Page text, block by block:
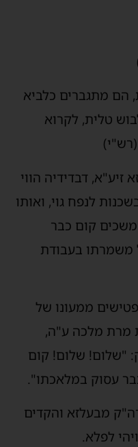
הם מתגברים כלביא
טלית, לקרוא
דבדידיה הווי
לנפח גוי, ואותו
קום כבר
משמרתו בעבודת
ממעונו של
מרת מלכה ע"ה,
"שלום! שלום! קום
עסוק במלאכתו".
מבעלזא והקדים
לפלא.